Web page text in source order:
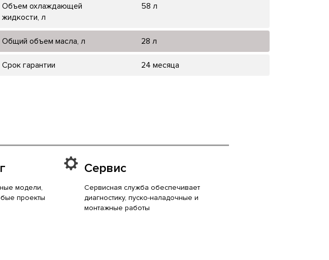
Объем охлаждающей
жидкости, л
58 л
Общий объем масла, л 28 л
Срок гарантии 24 месяца
модели,
проекты
Сервис
Сервисная служба обеспечивает
диагностику, пуско-наладочные и
монтажные работы